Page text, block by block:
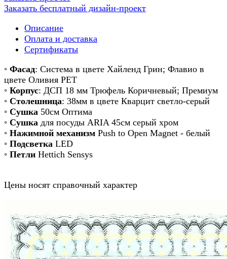
Заказать бесплатный дизайн-проект
Описание
Оплата и доставка
Сертификаты
◦ Фасад: Система в цвете Хайленд Грин; Флавио в
цвете Оливия РЕТ
◦ Корпус: ДСП 18 мм Трюфель Коричневый; Премиум
◦ Столешница: 38мм в цвете Кварцит светло-серый
◦ Сушка 50см Оптима
◦ Сушка для посуды ARIA 45см серый хром
◦ Нажимной механизм Push to Open Magnet - белый
◦ Подсветка LED
◦ Петли Hettich Sensys
Цены носят справочный характер